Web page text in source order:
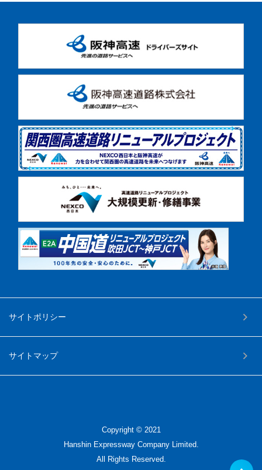
サイトポリシー
サイトマップ
Copyright © 2021
Hanshin Expressway Company Limited.
All Rights Reserved.